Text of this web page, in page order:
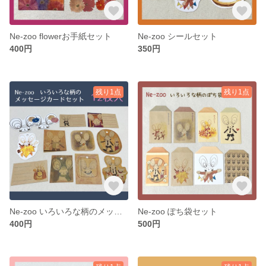
Ne-zoo flowerお手紙セット
400円
Ne-zoo シールセット
350円
残り1点
400円
残り1点
Ne-zoo ぽち袋セット
500円